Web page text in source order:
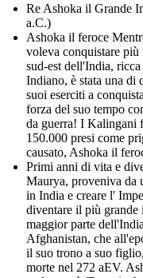
Re Ashoka il Grande
a.C.)
Ashoka il feroce
voleva conquistare
sud-est dell'India,
Indiano, è stata una di
suoi eserciti a
forza del suo tempo
da guerra! I Kalingani
150.000 presi come
causato, Ashoka il
Primi anni di vita e
Maurya, proveniva da
in India e creare l'
diventare il più grande
maggior parte
Afghanistan, che
il suo trono a suo
morte nel 272 aEV.